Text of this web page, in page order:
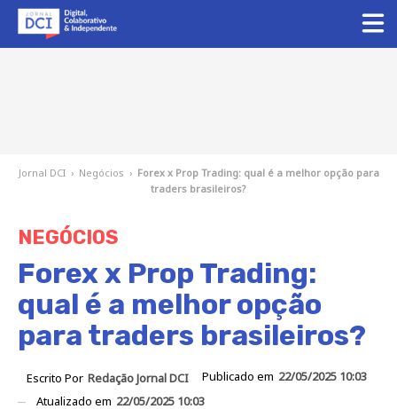
Jornal DCI › Negócios › Forex x Prop Trading: qual é a melhor opção para
traders brasileiros?
NEGÓCIOS
Forex x Prop Trading:
qual é a melhor opção
para traders brasileiros?
Escrito Por Redação Jornal DCI Publicado em 22/05/2025 10:03
Atualizado em 22/05/2025 10:03